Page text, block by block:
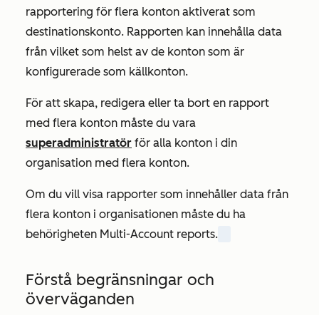
rapportering för flera konton aktiverat som
destinationskonto. Rapporten kan innehålla data
från vilket som helst av de konton som är
konfigurerade som källkonton.
För att skapa, redigera eller ta bort en rapport
med flera konton måste du vara
superadministratör för alla konton i din
organisation med flera konton.
Om du vill visa rapporter som innehåller data från
flera konton i organisationen måste du ha
behörigheten Multi-Account reports.
Förstå begränsningar och
överväganden